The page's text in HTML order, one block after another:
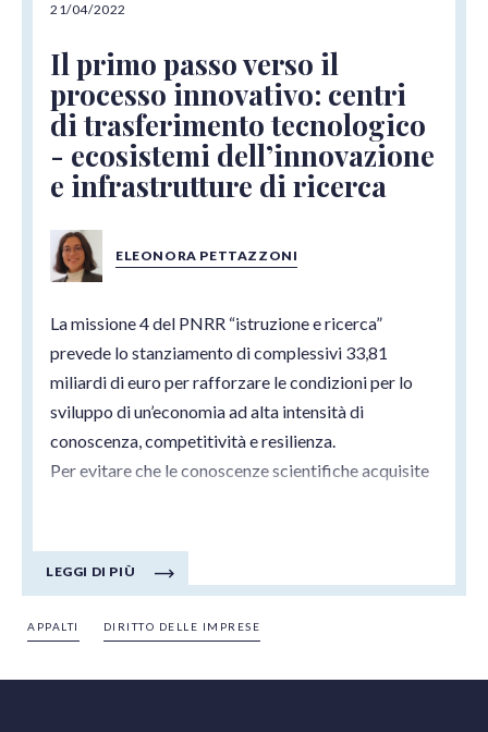
21/04/2022
Il primo passo verso il
processo innovativo: centri
di trasferimento tecnologico
- ecosistemi dell’innovazione
e infrastrutture di ricerca
ELEONORA PETTAZZONI
La missione 4 del PNRR “istruzione e ricerca”
prevede lo stanziamento di complessivi 33,81
miliardi di euro per rafforzare le condizioni per lo
sviluppo di un’economia ad alta intensità di
conoscenza, competitività e resilienza.
Per evitare che le conoscenze scientifiche acquisite
In questo articolo approndiamo gli strumenti dei
di innovazione" e "infrastrutture di ricerca" che,
oltre al partenariato esteso, favoriscono
LEGGI DI PIÙ
APPALTI DIRITTO DELLE IMPRESE